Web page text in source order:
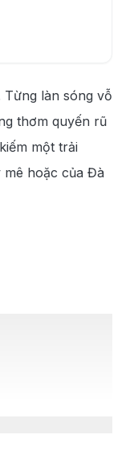
làn sóng vỗ
thơm quyến rũ
một trải
hoặc của Đà